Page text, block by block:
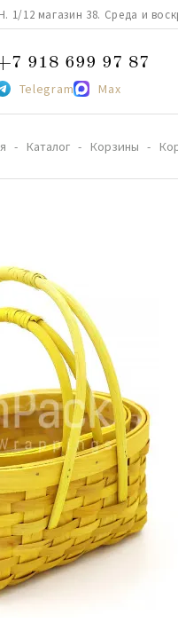
12 магазин 38. Среда и
918 699 97 87
Telegram Max
Каталог Корзины